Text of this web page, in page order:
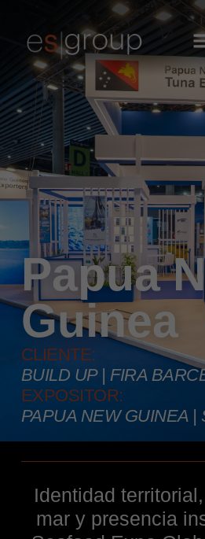
Papua
Guinea
CLIENTE:
BUILD UP | FIRA
EXPOSITOR:
PAPUA NEW GUINEA |
Identidad
mar y presencia